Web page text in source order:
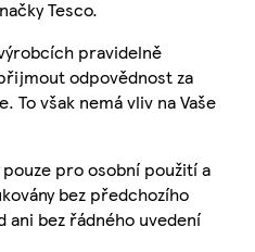
Tesco.
pravidelně
odpovědnost za
To však nemá vliv na Vaše
pro osobní použití a
bez předchozího
ani bez řádného uvedení